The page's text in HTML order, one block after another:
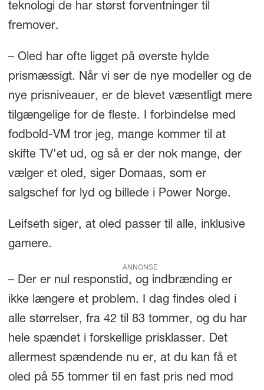
teknologi de har størst forventninger til
fremover.
– Oled har ofte ligget på øverste hylde
prismæssigt. Når vi ser de nye modeller og de
nye prisniveauer, er de blevet væsentligt mere
tilgængelige for de fleste. I forbindelse med
fodbold-VM tror jeg, mange kommer til at
skifte TV'et ud, og så er der nok mange, der
vælger et oled, siger Domaas, som er
salgschef for lyd og billede i Power Norge.
Leifseth siger, at oled passer til alle, inklusive
gamere.
ANNONSE
– Der er nul responstid, og indbrænding er
ikke længere et problem. I dag findes oled i
alle størrelser, fra 42 til 83 tommer, og du har
hele spændet i forskellige prisklasser. Det
allermest spændende nu er, at du kan få et
oled på 55 tommer til en fast pris ned mod